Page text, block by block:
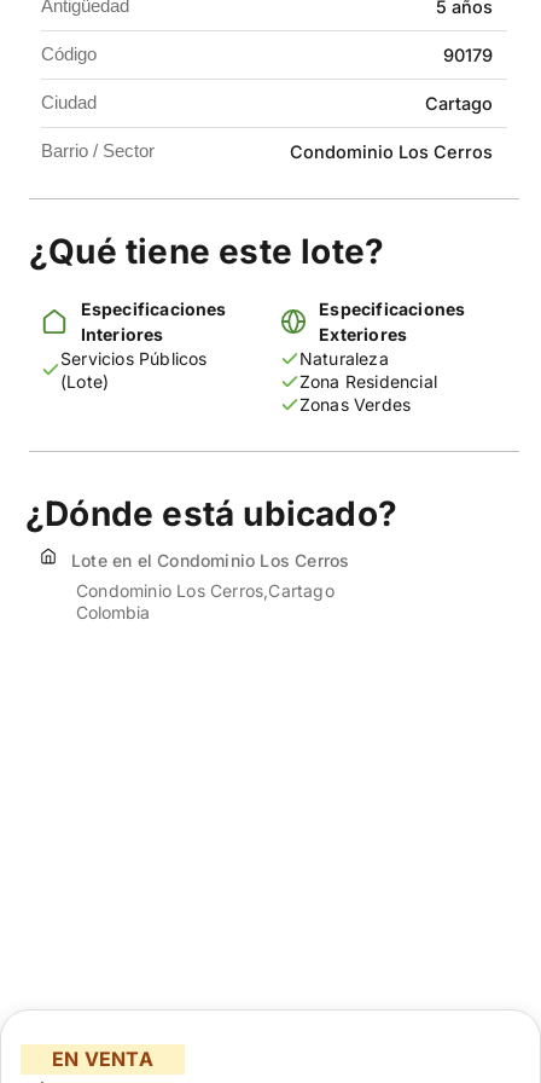
Contáctanos y conoce esta excelente oportunidad.
Antigüedad 5 años
Código 90179
Ciudad Cartago
Barrio / Sector Condominio Los Cerros
¿Qué tiene este lote?
Especificaciones
Interiores
Servicios Públicos
(Lote)
Especificaciones
Exteriores
Naturaleza
Zona Residencial
Zonas Verdes
¿Dónde está ubicado?
Lote en el Condominio Los Cerros
Condominio Los Cerros Cartago
Colombia
EN VENTA